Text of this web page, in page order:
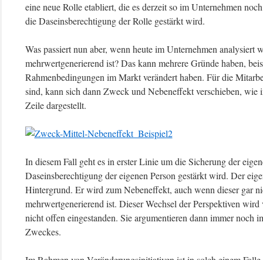
eine neue Rolle etabliert, die es derzeit so im Unternehmen
die Daseinsberechtigung der Rolle gestärkt wird.
Was passiert nun aber, wenn heute im Unternehmen analysiert
mehrwertgenerierend ist? Das kann mehrere Gründe haben,
Rahmenbedingungen im Markt verändert haben. Für die
sind, kann sich dann Zweck und Nebeneffekt verschieben, wie
Zeile dargestellt.
In diesem Fall geht es in erster Linie um die Sicherung der
Daseinsberechtigung der eigenen Person gestärkt wird. Der
Hintergrund. Er wird zum Nebeneffekt, auch wenn dieser gar
mehrwertgenerierend ist. Dieser Wechsel der Perspektiven
nicht offen eingestanden. Sie argumentieren dann immer noch
Zweckes.